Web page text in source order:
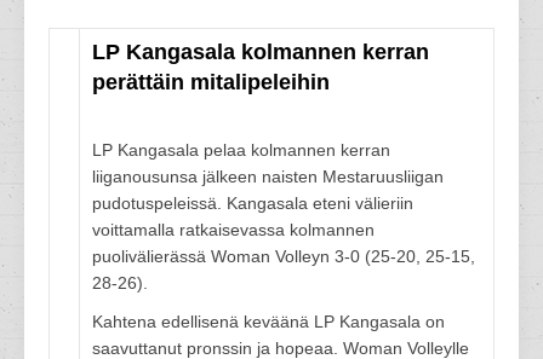
LP Kangasala kolmannen kerran
perättäin mitalipeleihin
LP Kangasala pelaa kolmannen kerran
liiganousunsa jälkeen naisten Mestaruusliigan
pudotuspeleissä. Kangasala eteni välieriin
voittamalla ratkaisevassa kolmannen
puolivälierässä Woman Volleyn 3-0 (25-20, 25-15,
28-26).
Kahtena edellisenä keväänä LP Kangasala on
saavuttanut pronssin ja hopeaa. Woman Volleylle